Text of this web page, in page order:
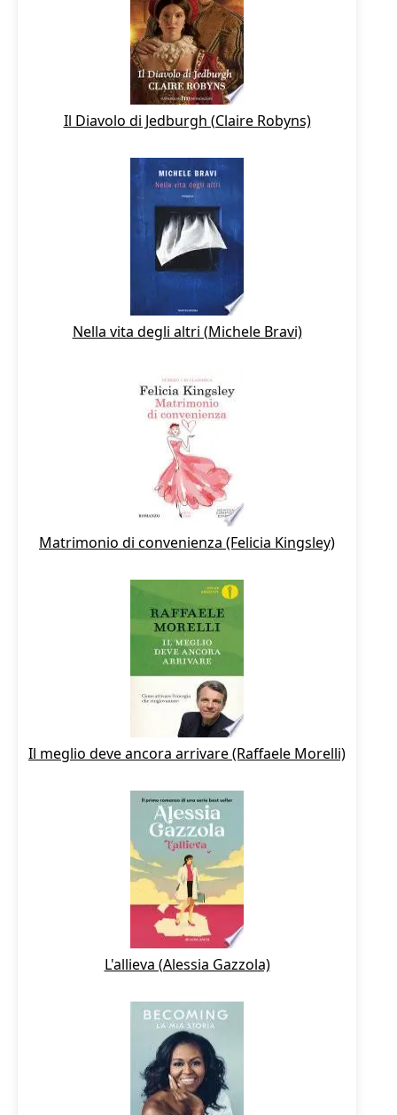
Il Diavolo di Jedburgh (Claire Robyns)
Nella vita degli altri (Michele Bravi)
Matrimonio di convenienza (Felicia Kingsley)
Il meglio deve ancora arrivare (Raffaele Morelli)
L'allieva (Alessia Gazzola)